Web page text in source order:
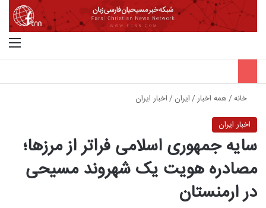
خانه/همه اخبار/ایران /اخبار ایران
اخبار ایران
سایه جمهوری اسلامی فراتر از مرزها؛
مصادره هویت یک شهروند مسیحی
در ارمنستان